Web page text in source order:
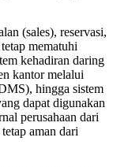
(sales), reservasi,
mematuhi
kehadiran daring
kantor melalui
hingga sistem
dapat digunakan
perusahaan dari
aman dari